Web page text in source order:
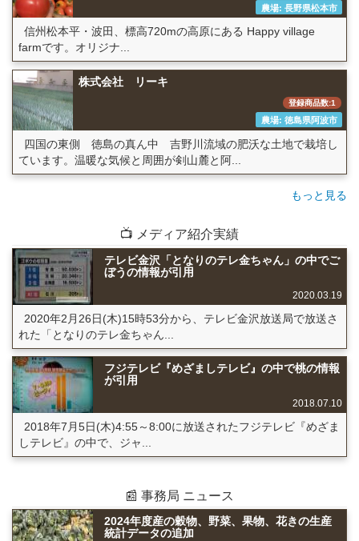
農場: 長野県松本市
信州松本平・波田、標高720mの高原にある Happy village
farmです。オリジナ...
株式会社 リーキ
登録商品数:1
農場: 徳島県阿波市
四国の東側 徳島の真ん中 吉野川流域の肥沃な土地で栽培し
ています。温暖な気候と周囲が剣山麓と阿...
もっと見る
📺 メディア紹介実績
テレビ金沢「となりのテレ金ちゃん」の中でご
ぼうの情報が引用
2020.03.19
2020年2月26日(木)15時53分から、テレビ金沢放送局で放送さ
れた「となりのテレ金ちゃん...
フジテレビ『めざましテレビ』の中で桃の情報
が引用
2018.07.10
2018年7月5日(木)4:55～8:00に放送されたフジテレビ『めざま
しテレビ』の中で、ジャ...
📰 事務局 ニュース
2024年度産の穀物、野菜、果物、花きの生産
統計データの追加